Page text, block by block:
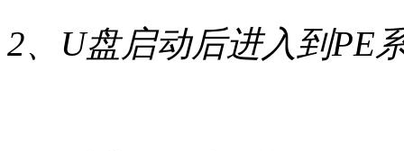
2、U盘启动后进入到PE